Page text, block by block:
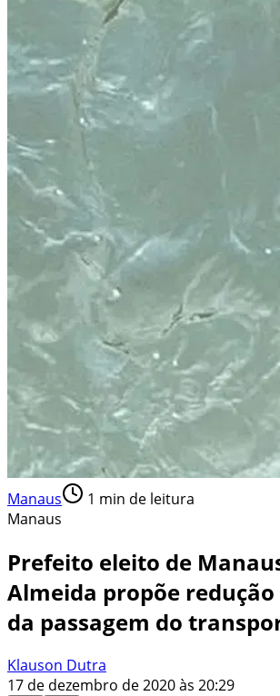
Manaus 1 min de leitura
Manaus
Prefeito eleito de
Almeida propõe redução
da passagem do
Klauson Dutra
17 de dezembro de 2020 às 20:29